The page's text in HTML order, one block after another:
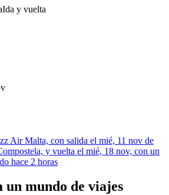
Ida y vuelta
Air Malta, con salida el mié, 11 nov de
y vuelta el mié, 18 nov, con un
hace 2 horas
un mundo de viajes